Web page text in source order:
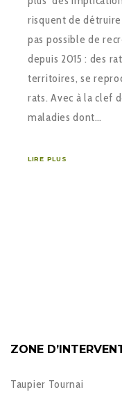
risquent de
pas possible de
depuis 2015 : des
territoires, se
rats. Avec à la clef
maladies dont…
LIRE PLUS
ZONE
Taupier Tournai